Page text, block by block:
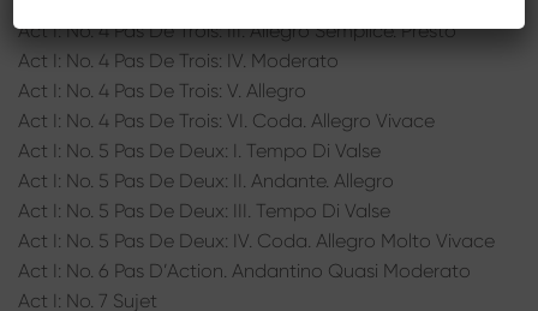
Act I: No. 4 Pas De Trois: III. Allegro Semplice. Presto
Act I: No. 4 Pas De Trois: IV. Moderato
Act I: No. 4 Pas De Trois: V. Allegro
Act I: No. 4 Pas De Trois: VI. Coda. Allegro Vivace
Act I: No. 5 Pas De Deux: I. Tempo Di Valse
Act I: No. 5 Pas De Deux: II. Andante. Allegro
Act I: No. 5 Pas De Deux: III. Tempo Di Valse
Act I: No. 5 Pas De Deux: IV. Coda. Allegro Molto Vivace
Act I: No. 6 Pas D’Action. Andantino Quasi Moderato
Act I: No. 7 Sujet